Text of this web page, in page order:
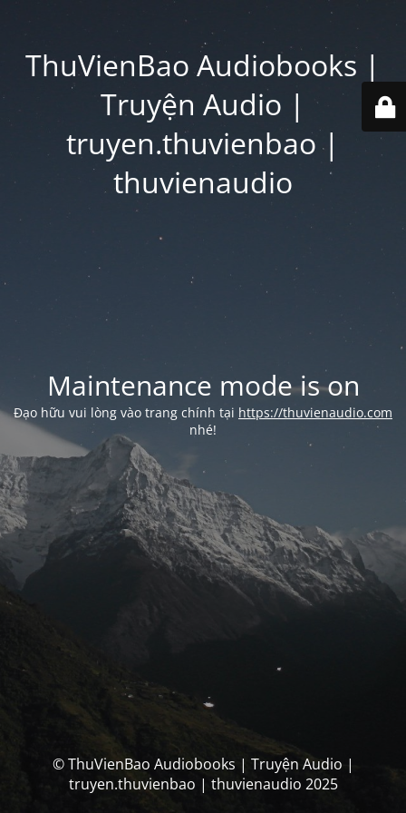
ThuVienBao Audiobooks |
Truyện Audio |
truyen.thuvienbao |
thuvienaudio
Maintenance mode is on
Đạo hữu vui lòng vào trang chính tại https://thuvienaudio.com
nhé!
© ThuVienBao Audiobooks | Truyện Audio |
truyen.thuvienbao | thuvienaudio 2025